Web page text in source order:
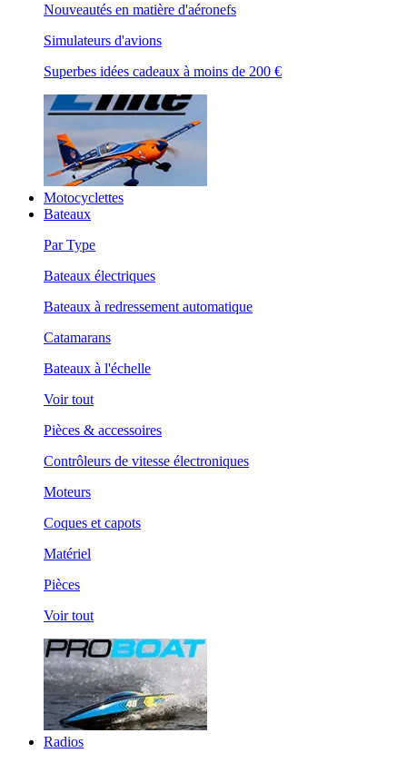
Nouveautés en matière d'aéronefs
Simulateurs d'avions
Superbes idées cadeaux à moins de 200 €
Motocyclettes
Bateaux
Par Type
Bateaux électriques
Bateaux à redressement automatique
Catamarans
Bateaux à l'échelle
Voir tout
Pièces & accessoires
Contrôleurs de vitesse électroniques
Moteurs
Coques et capots
Matériel
Pièces
Voir tout
Radios